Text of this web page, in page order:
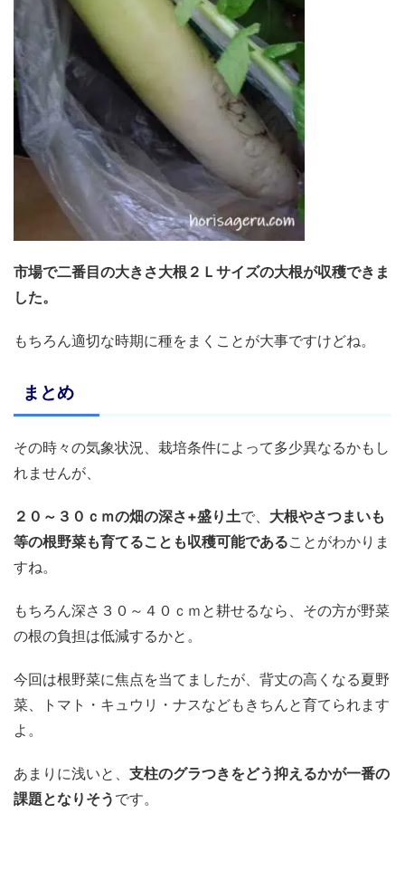
市場で二番目の大きさ大根２Ｌサイズの大根が収穫できま
した。
もちろん適切な時期に種をまくことが大事ですけどね。
まとめ
その時々の気象状況、栽培条件によって多少異なるかもし
れませんが、
２０～３０ｃｍの畑の深さ+盛り土で、 大根やさつまいも
等の根野菜も育てることも収穫可能であることがわかりま
すね。
もちろん深さ３０～４０ｃｍと耕せるなら、その方が野菜
の根の負担は低減するかと。
今回は根野菜に焦点を当てましたが、背丈の高くなる夏野
菜、トマト・キュウリ・ナスなどもきちんと育てられます
よ。
あまりに浅いと、 支柱のグラつきをどう抑えるかが一番の
課題となりそう です。